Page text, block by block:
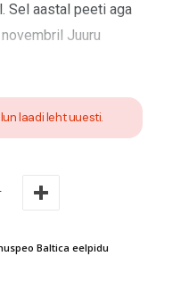
Sel aastal peeti aga
Juuru
laadi leht uuesti.
Baltica eelpidu